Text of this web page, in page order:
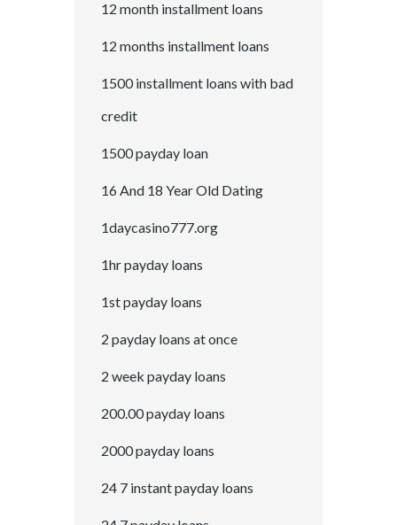
12 month installment loans
12 months installment loans
1500 installment loans with bad
credit
1500 payday loan
16 And 18 Year Old Dating
1daycasino777.org
1hr payday loans
1st payday loans
2 payday loans at once
2 week payday loans
200.00 payday loans
2000 payday loans
24 7 instant payday loans